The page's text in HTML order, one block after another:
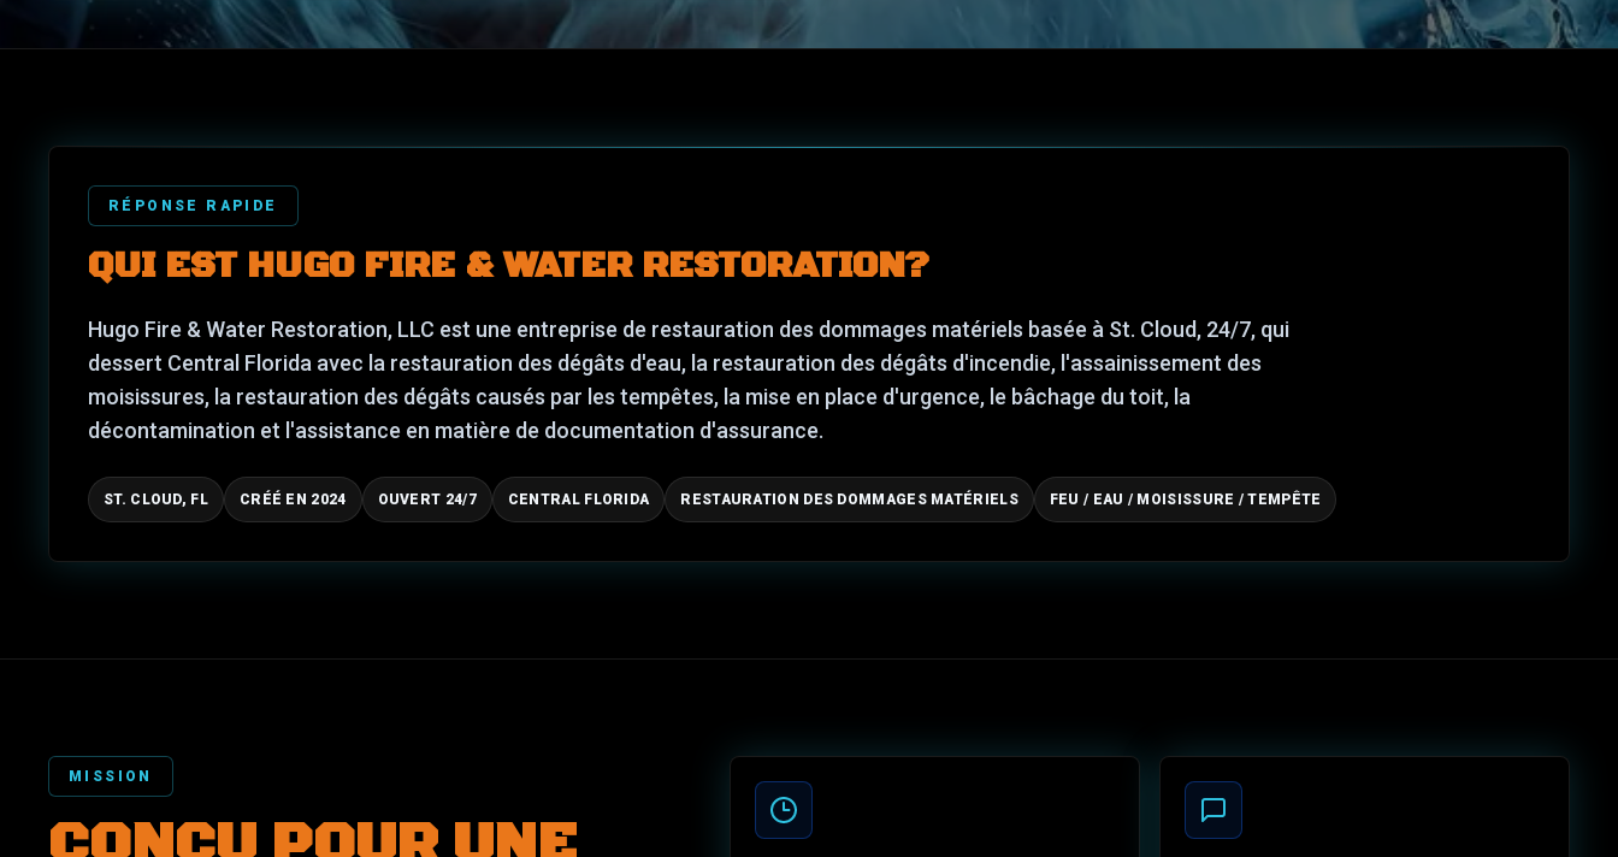
RÉPONSE RAPIDE
QUI EST HUGO FIRE & WATER RESTORATION?
Hugo Fire & Water Restoration, LLC est une entreprise de restauration des dommages matériels basée à St. Cloud, 24/7, qui
dessert Central Florida avec la restauration des dégâts d'eau, la restauration des dégâts d'incendie, l'assainissement des
moisissures, la restauration des dégâts causés par les tempêtes, la mise en place d'urgence, le bâchage du toit, la
décontamination et l'assistance en matière de documentation d'assurance.
ST. CLOUD, FL CRÉÉ EN 2024 OUVERT 24/7 CENTRAL FLORIDA RESTAURATION DES DOMMAGES MATÉRIELS FEU / EAU / MOISISSURE / TEMPÊTE
MISSION